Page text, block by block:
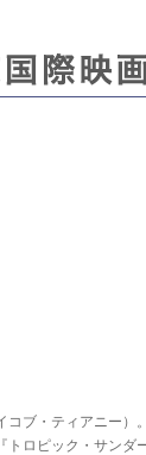
コブ・ティアニー
トロピック・サン